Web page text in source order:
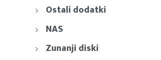
Ostali dodatki
NAS
Zunanji diski